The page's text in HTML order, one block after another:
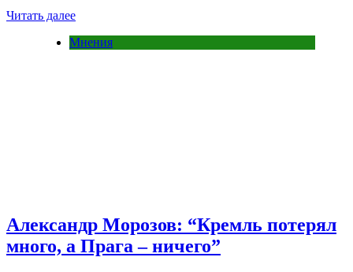
Читать далее
Мнения
Александр Морозов: “Кремль потерял
много, а Прага – ничего”